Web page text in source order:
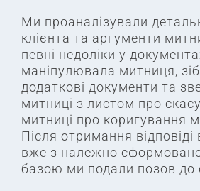
Ми проаналізували
клієнта та аргументи
певні недоліки у
маніпулювала митниця,
додаткові документи та
митниці з листом про
митниці про коригування
Після отримання відповіді
вже з належно
базою ми подали позов до